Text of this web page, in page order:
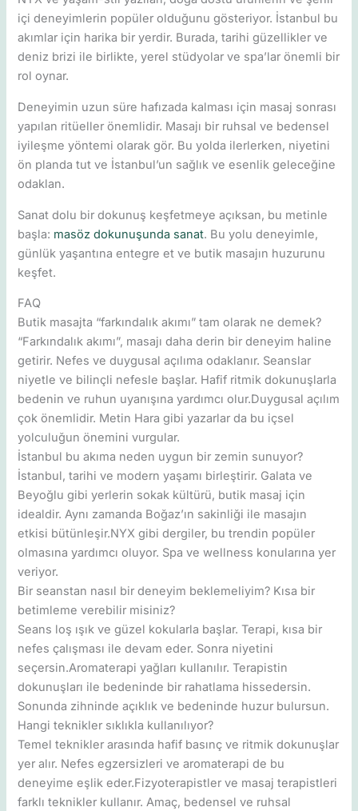
içi deneyimlerin popüler olduğunu gösteriyor. İstanbul bu
akımlar için harika bir yerdir. Burada, tarihi güzellikler ve
deniz brizi ile birlikte, yerel stüdyolar ve spa’lar önemli bir
rol oynar.
Deneyimin uzun süre hafızada kalması için masaj sonrası
yapılan ritüeller önemlidir. Masajı bir ruhsal ve bedensel
iyileşme yöntemi olarak gör. Bu yolda ilerlerken, niyetini
ön planda tut ve İstanbul’un sağlık ve esenlik geleceğine
odaklan.
Sanat dolu bir dokunuş keşfetmeye açıksan, bu metinle
başla: masöz dokunuşunda sanat. Bu yolu deneyimle,
günlük yaşantına entegre et ve butik masajın huzurunu
keşfet.
FAQ
Butik masajta “farkındalık akımı” tam olarak ne demek?
“Farkındalık akımı”, masajı daha derin bir deneyim haline
getirir. Nefes ve duygusal açılıma odaklanır. Seanslar
niyetle ve bilinçli nefesle başlar. Hafif ritmik dokunuşlarla
bedenin ve ruhun uyanışına yardımcı olur.Duygusal açılım
çok önemlidir. Metin Hara gibi yazarlar da bu içsel
yolculuğun önemini vurgular.
İstanbul bu akıma neden uygun bir zemin sunuyor?
İstanbul, tarihi ve modern yaşamı birleştirir. Galata ve
Beyoğlu gibi yerlerin sokak kültürü, butik masaj için
idealdir. Aynı zamanda Boğaz’ın sakinliği ile masajın
etkisi bütünleşir.NYX gibi dergiler, bu trendin popüler
olmasına yardımcı oluyor. Spa ve wellness konularına yer
veriyor.
Bir seanstan nasıl bir deneyim beklemeliyim? Kısa bir
betimleme verebilir misiniz?
Seans loş ışık ve güzel kokularla başlar. Terapi, kısa bir
nefes çalışması ile devam eder. Sonra niyetini
seçersin.Aromaterapi yağları kullanılır. Terapistin
dokunuşları ile bedeninde bir rahatlama hissedersin.
Sonunda zihninde açıklık ve bedeninde huzur bulursun.
Hangi teknikler sıklıkla kullanılıyor?
Temel teknikler arasında hafif basınç ve ritmik dokunuşlar
yer alır. Nefes egzersizleri ve aromaterapi de bu
deneyime eşlik eder.Fizyoterapistler ve masaj terapistleri
farklı teknikler kullanır. Amaç, bedensel ve ruhsal